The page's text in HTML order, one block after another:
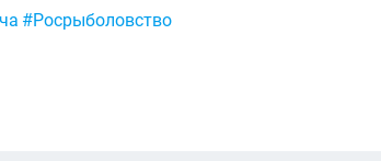
#Росрыболовство